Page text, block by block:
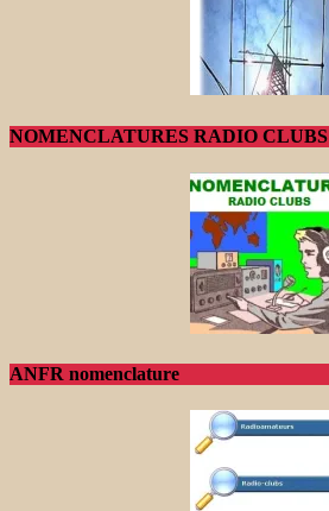
NOMENCLATURES RADIO CLUBS
ANFR nomenclature